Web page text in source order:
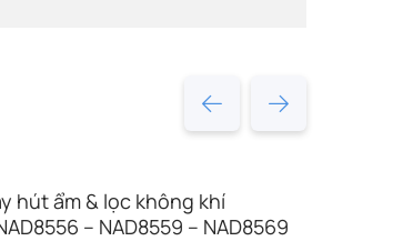
hút ẩm & lọc không khí
– NAD8559 – NAD8569